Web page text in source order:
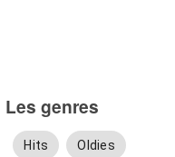
Les genres
Hits Oldies